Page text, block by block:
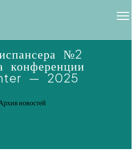
№2
конференции
— 2025
новостей